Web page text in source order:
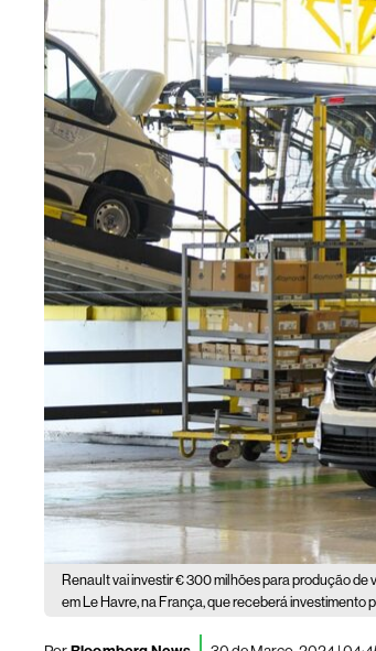
Renault vai investir € 300 milhões para produção de
em Le Havre, na França, que receberá